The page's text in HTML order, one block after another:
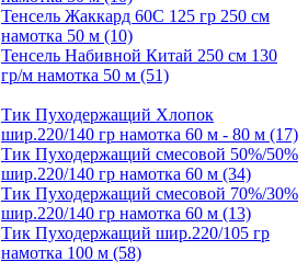
Тенсель Жаккард 60С 125 гр 250 см
намотка 50 м (10)
Тенсель Набивной Китай 250 см 130
гр/м намотка 50 м (51)
Тик Пуходержащий Хлопок
шир.220/140 гр намотка 60 м - 80 м (17)
Тик Пуходержащий смесовой 50%/50%
шир.220/140 гр намотка 60 м (34)
Тик Пуходержащий смесовой 70%/30%
шир.220/140 гр намотка 60 м (13)
Тик Пуходержащий шир.220/105 гр
намотка 100 м (58)